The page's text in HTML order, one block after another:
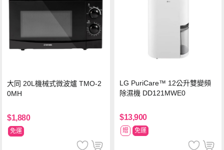
大同 20L機械式微波爐 TMO-2
0MH
$1,880
免運
LG PuriCare™ 12公升雙變頻
除濕機 DD121MWE0
$13,900
贈 免運